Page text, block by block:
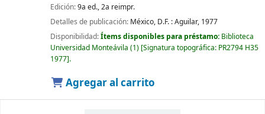
Edición:9a ed., 2a reimpr.
Detalles de publicación: México, D.F. :Aguilar, 1977
Disponibilidad:Ítems disponibles para préstamo: Biblioteca
Universidad Monteávila (1) Signatura topográfica: PR2794 H35
1977 .
Agregar al carrito